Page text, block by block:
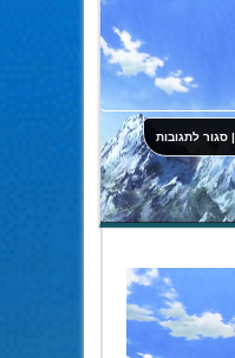
|סגור לתגובותעל
gate11a